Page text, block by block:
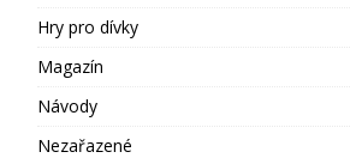
Hry pro dívky
Magazín
Návody
Nezařazené